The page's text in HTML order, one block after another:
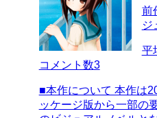
前
ジ
平
コメント数3
■本作について 本作は
ッケージ版から一部の